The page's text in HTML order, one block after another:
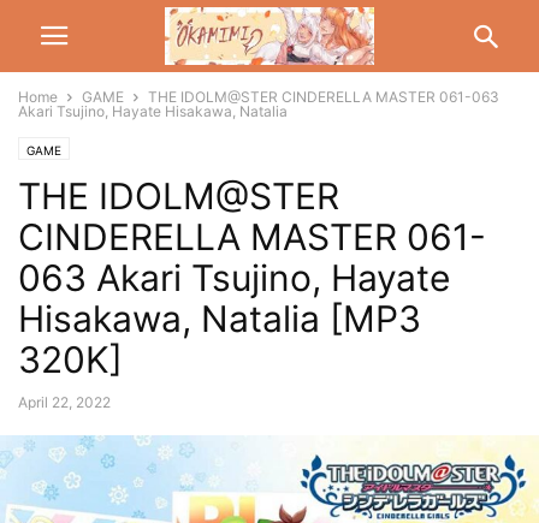
Home GAME
THE IDOLM@STER CINDERELLA MASTER 061-063
Akari Tsujino, Hayate Hisakawa, Natalia
GAME
THE IDOLM@STER
CINDERELLA MASTER 061-
063 Akari Tsujino, Hayate
Hisakawa, Natalia [MP3
320K]
April 22, 2022